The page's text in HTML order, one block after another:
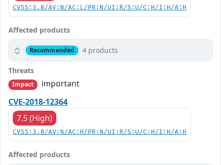
CVSS:3.0/AV:N/AC:L/PR:N/UI:R/S:U/C:H/I:H/A:H
Affected products
Recommended 4 products
Threats
Impact
important
CVE-2018-12364
7.5 (High)
CVSS:3.0/AV:N/AC:H/PR:N/UI:R/S:U/C:H/I:H/A:H
Affected products